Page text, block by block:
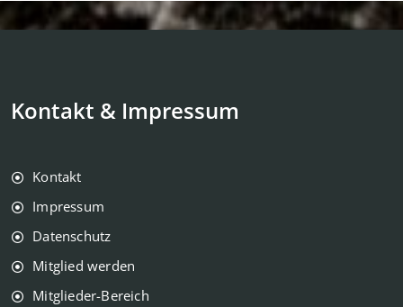
Kontakt & Impressum
Kontakt
Impressum
Datenschutz
Mitglied werden
Mitglieder-Bereich